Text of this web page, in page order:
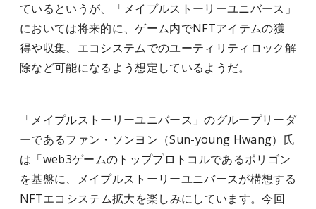
ているというが、「メイプルストーリーユニバース」
においては将来的に、ゲーム内でNFTアイテムの獲
得や収集、エコシステムでのユーティリティロック解
除など可能になるよう想定しているようだ。
「メイプルストーリーユニバース」のグループリーダ
ーであるファン・ソンヨン（Sun-young Hwang）氏
は「web3ゲームのトッププロトコルであるポリゴン
を基盤に、メイプルストーリーユニバースが構想する
NFTエコシステム拡大を楽しみにしています。今回